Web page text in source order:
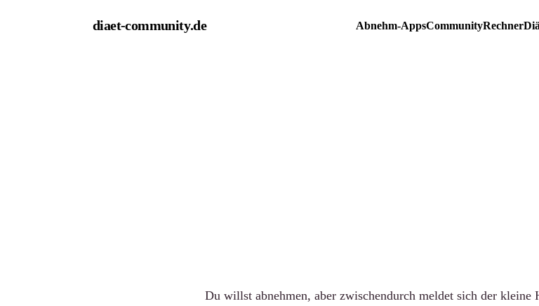
diaet-community.de Abnehm-AppsCommunityRechner
Du willst abnehmen, aber zwischendurch meldet sich der kleine